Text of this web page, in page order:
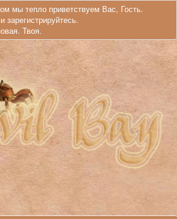
мы тепло приветствуем Вас, Гость.
зарегистрируйтесь.
Твоя.